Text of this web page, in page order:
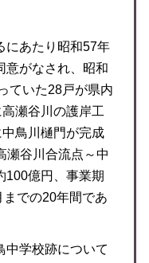
にあたり昭和57年
意がなされ、昭和
ていた28戸が県内
瀬谷川の護岸工
鳥川樋門が完成
瀬谷川合流点～中
100億円、事業期
での20年間であ
中学校跡について